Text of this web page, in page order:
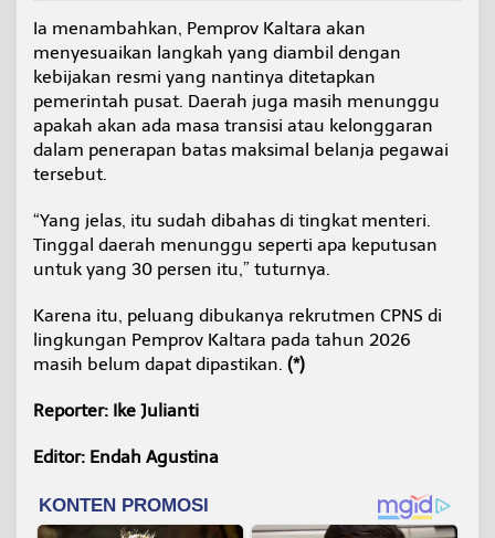
Ia menambahkan, Pemprov Kaltara akan
menyesuaikan langkah yang diambil dengan
kebijakan resmi yang nantinya ditetapkan
pemerintah pusat. Daerah juga masih menunggu
apakah akan ada masa transisi atau kelonggaran
dalam penerapan batas maksimal belanja pegawai
tersebut.
“Yang jelas, itu sudah dibahas di tingkat menteri.
Tinggal daerah menunggu seperti apa keputusan
untuk yang 30 persen itu,” tuturnya.
Karena itu, peluang dibukanya rekrutmen CPNS di
lingkungan Pemprov Kaltara pada tahun 2026
masih belum dapat dipastikan. (*)
Reporter: Ike Julianti
Editor: Endah Agustina